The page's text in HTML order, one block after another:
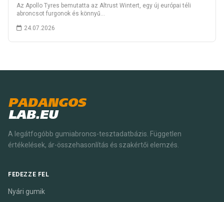
Az Apollo Tyres bemutatta az Altrust Wintert, egy új európai téli
abroncsot furgonok és könnyű…
24.07.2026
PADANGOS
LAB.EU
A legátfogóbb gumiabroncs-tesztadatbázis. Független
értékelések, ár-összehasonlítás és szakértői elemzés.
FEDEZZE FEL
Nyári gumik